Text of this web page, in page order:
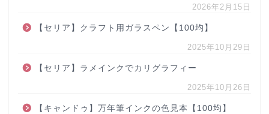
2026年2月15日
【セリア】クラフト用ガラスペン【100均】
2025年10月29日
【セリア】ラメインクでカリグラフィー
2025年10月26日
【キャンドゥ】万年筆インクの色見本【100均】